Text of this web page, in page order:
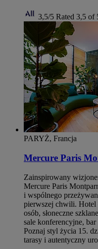
3,5/5 Rated 3,5 of
PARYŻ, Francja
Mercure Paris
Zainspirowany
Mercure Paris
i wspólnego
pierwszej chwili. Hotel
osób, słoneczne
sale konferencyjne,
Poznaj styl życia 15.
tarasy i autentyczny